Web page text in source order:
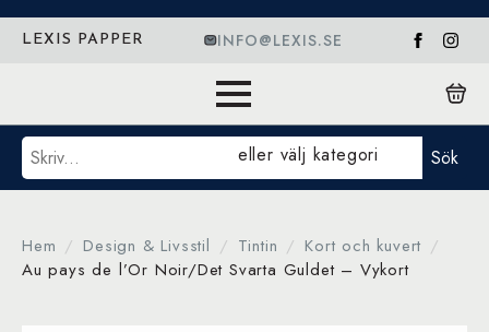
LEXIS PAPPER INFO@LEXIS.SE
Sök eller välj kategori Sök
Hem Design & Livsstil Tintin
Kort och kuvert
Au pays de l’Or Noir/Det Svarta Guldet – Vykort